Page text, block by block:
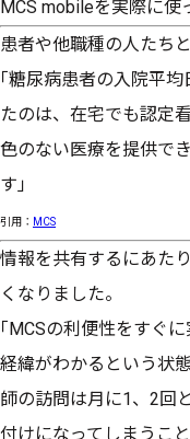
MCS mobileを実際に使
患者や他職種の人たち
｢糖尿病患者の入院平
たのは、在宅でも認定
色のない医療を提供で
す」
引用： MCS
情報を共有するにあた
くなりました。
｢MCSの利便性をすぐ
経緯がわかるという状
師の訪問は月に1、2回
付けになってしまうこ